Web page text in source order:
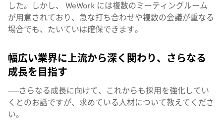
した。しかし、 WeWork には複数のミーティングルーム
が用意されており、急な打ち合わせや複数の会議が重なる
場合でも、たいていは確保できます。
幅広い業界に上流から深く関わり、さらなる
成長を目指す
──さらなる成長に向けて、これからも採用を強化してい
くとのお話ですが、求めている人材について教えてくださ
い。